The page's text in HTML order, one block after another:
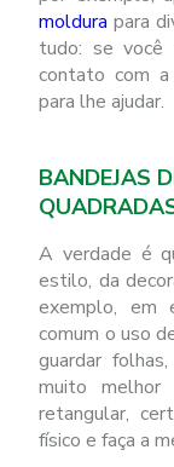
moldura para
tudo: se você
contato com a
para lhe ajudar.
BANDEJAS
A verdade é
estilo, da
exemplo, em
comum o uso
guardar
muito melhor
retangular,
físico e faça a